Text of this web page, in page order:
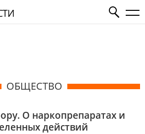
ОБЩЕСТВО
О наркопрепаратах и
действий